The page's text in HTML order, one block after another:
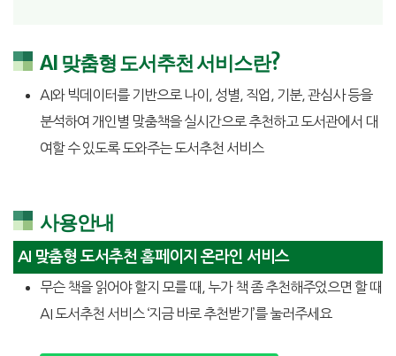
AI 맞춤형 도서추천 서비스란?
AI와 빅데이터를 기반으로 나이, 성별, 직업, 기분, 관심사 등을
분석하여 개인별 맞춤책을 실시간으로 추천하고 도서관에서 대
여할 수 있도록 도와주는 도서추천 서비스
사용안내
AI 맞춤형 도서추천 홈페이지 온라인 서비스
무슨 책을 읽어야 할지 모를 때, 누가 책 좀 추천해주었으면 할 때
AI 도서추천 서비스 ‘지금 바로 추천받기’를 눌러주세요